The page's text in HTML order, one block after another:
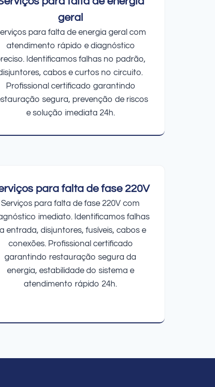
geral
para falta de energia geral com
atendimento rápido e diagnóstico
Identificamos falhas no padrão,
cabos e curtos no circuito.
Profissional certificado garantindo
segura, prevenção de riscos
e solução imediata 24h.
para falta de fase 220V
Serviços para falta de fase 220V com
imediato. Identificamos falhas
entrada, disjuntores, fusíveis, cabos e
conexões. Profissional certificado
garantindo restauração segura da
energia, estabilidade do sistema e
atendimento rápido 24h.